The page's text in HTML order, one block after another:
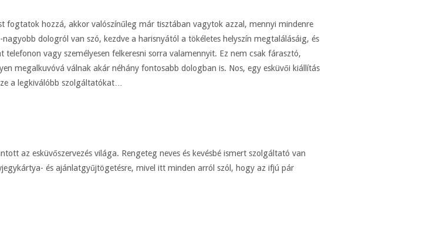
fogtatok hozzá, akkor valószínűleg már tisztában vagytok azzal, mennyi mindenre
dologról van szó, kezdve a harisnyától a tökéletes helyszín megtalálásáig, és
vagy személyesen felkeresni sorra valamennyit. Ez nem csak fárasztó,
megalkuvóvá válnak akár néhány fontosabb dologban is. Nos, egy esküvői kiállítás
a legkiválóbb szolgáltatókat…
az esküvőszervezés világa. Rengeteg neves és kevésbé ismert szolgáltató van
és ajánlatgyűjtögetésre, mivel itt minden arról szól, hogy az ifjú pár